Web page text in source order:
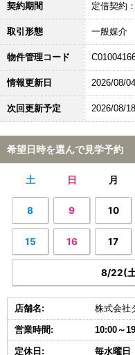
契約期間 定借契約
取引形態 一般媒介
物件管理コード
情報更新日 2026/08/04
次回更新予定 2026/08/18
希望日時を選んで見学予約
土 日 月
8 9 10
15 16 17
8/22(
店舗名: 株式会社
営業時間: 10:00～
定休日: 毎水曜日